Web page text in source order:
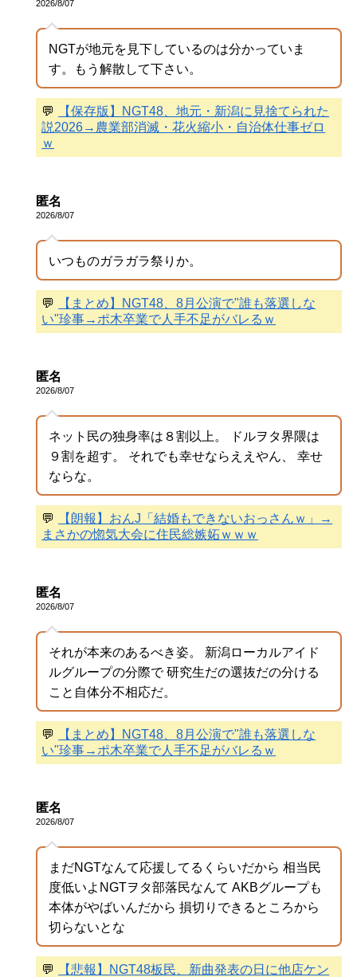
2026/8/07
NGTが地元を見下しているのは分かっていま
す。もう解散して下さい。
💬
【保存版】NGT48、地元・新潟に見捨てられた
説2026→農業部消滅・花火縮小・自治体仕事ゼロ
ｗ
匿名
2026/8/07
いつものガラガラ祭りか。
💬
【まとめ】NGT48、8月公演で"誰も落選しな
い"珍事→ポ木卒業で人手不足がバレるｗ
匿名
2026/8/07
ネット民の独身率は８割以上。 ドルヲタ界隈は
９割を超す。 それでも幸せならええやん、 幸せ
ならな。
💬
【朗報】おんJ「結婚もできないおっさんｗ」→
まさかの惚気大会に住民総嫉妬ｗｗｗ
匿名
2026/8/07
それが本来のあるべき姿。 新潟ローカルアイド
ルグループの分際で 研究生だの選抜だの分ける
こと自体分不相応だ。
💬
【まとめ】NGT48、8月公演で"誰も落選しな
い"珍事→ポ木卒業で人手不足がバレるｗ
匿名
2026/8/07
まだNGTなんて応援してるくらいだから 相当民
度低いよNGTヲタ部落民なんて AKBグループも
本体がやばいんだから 損切りできるところから
切らないとな
💬
【悲報】NGT48板民、新曲発表の日に他店ケン